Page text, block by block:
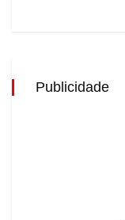
Publicidade